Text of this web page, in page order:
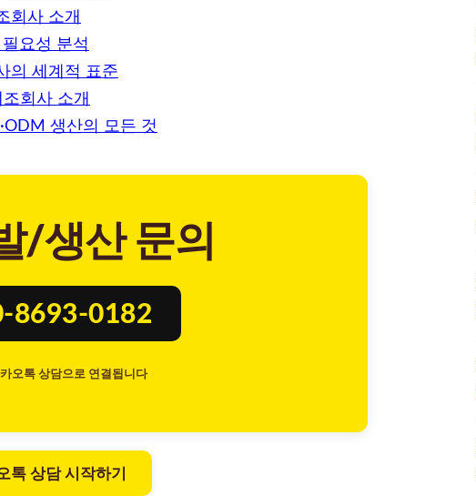
회사 소개
요성 분석
의 세계적 표준
회사 소개
생산의 모든 것
/생산 문의
8693-0182
오톡 상담으로 연결됩니다
톡 상담 시작하기